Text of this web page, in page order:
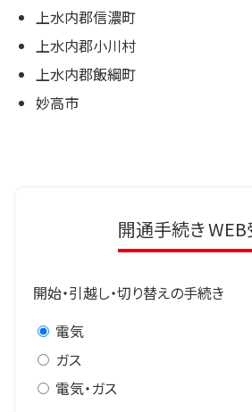
上水内郡信濃町
上水内郡小川村
上水内郡飯綱町
妙高市
開通手続き
開始・引越し・切り替えの手続き
電気
ガス
電気・ガス